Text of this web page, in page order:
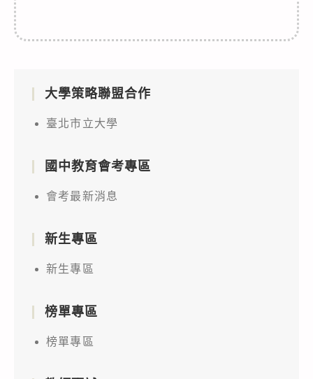
大學策略聯盟合作
臺北市立大學
國中教育會考專區
會考最新消息
新生專區
新生專區
榜單專區
榜單專區